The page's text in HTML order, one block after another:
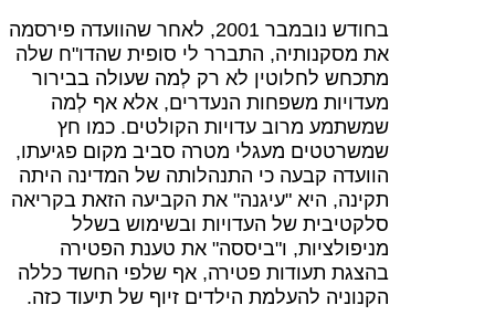
בחודש נובמבר 2001, לאחר שהוועדה פירסמה
את מסקנותיה, התברר לי סופית שהדו"ח שלה
מתכחש לחלוטין לא רק לְמה שעולה בבירור
מעדויות משפחות הנעדרים, אלא אף לְמה
שמשתמע מרוב עדויות הקולטים. כמו חץ
שמשרטטים מעגלי מטרה סביב מקום פגיעתו,
הוועדה קבעה כי התנהלותה של המדינה היתה
תקינה, היא "עיגנה" את הקביעה הזאת בקריאה
סלקטיבית של העדויות ובשימוש בשלל
מניפולציות, ו"ביססה" את טענת הפטירה
בהצגת תעודות פטירה, אף שלפי החשד כללה
הקנוניה להעלמת הילדים זיוף של תיעוד כזה.